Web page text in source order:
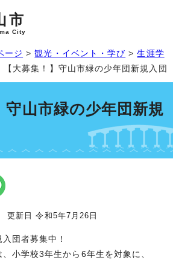
市
City
ージ >観光・イベント・学び >生涯学
【大募集！】守山市緑の少年団新規入団
守山市緑の少年団新規
更新日 令和5年7月26日
団者募集中！
小学校3年生から6年生を対象に、